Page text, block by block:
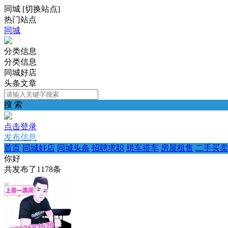
同城 [切换站点]
热门站点
同城
分类信息
分类信息
同城好店
头条文章
搜 索
点击登录
发布信息
首页 同城好店 同城头条 招聘求职 拼车搭车 房屋租售 二手买卖
你好
共发布了1178条